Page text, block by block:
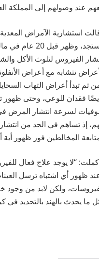
عند وصولهم إلى المملكة
استشارية الآمراض
مستجد، وظهر
الفيروس لتلوث الأكل
تتشابه مع أعراض
ثم تبدأ أعراض التهاب
فقدان للوعي، وحتى
لسرعة انتشار المرض
إذ تساهم في الحد من
المخالطين فور ظهور
“لا يوجد علاج فعال
ظهور أي اشتباه ترسل
ولكن لابد من
ما يحدث بالهند بالتحديد في